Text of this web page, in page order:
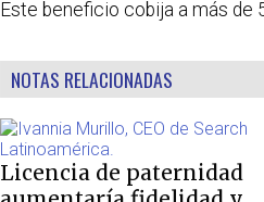
Este beneficio cobija a más de
NOTAS RELACIONADAS
Licencia de paternidad